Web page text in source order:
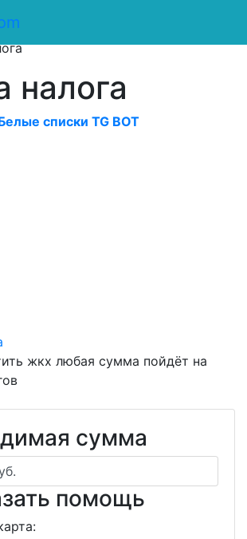
налога
списки TG BOT
жкх любая сумма пойдёт на
сумма
помощь